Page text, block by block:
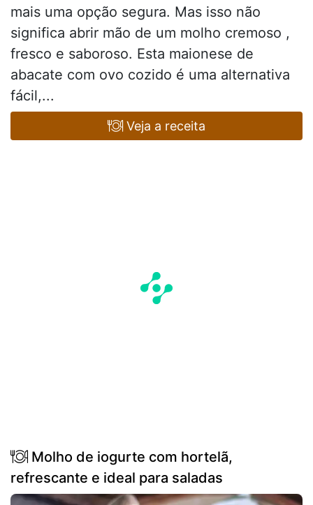
mais uma opção segura. Mas isso não
significa abrir mão de um molho cremoso ,
fresco e saboroso. Esta maionese de
abacate com ovo cozido é uma alternativa
fácil,...
Veja a receita
Molho de iogurte com hortelã,
refrescante e ideal para saladas